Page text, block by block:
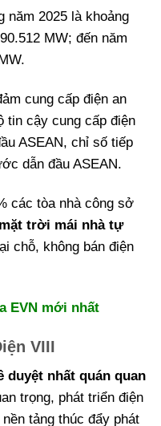
năm 2025 là khoảng
MW; đến năm
cung cấp điện an
tin cậy cung cấp điện
ASEAN, chỉ số tiếp
dẫn đầu ASEAN.
các tòa nhà công sở
trời mái nhà tự
chỗ, không bán điện
EVN mới nhất
VIII
duyệt nhất quán quan
trọng, phát triển điện
tảng thúc đẩy phát